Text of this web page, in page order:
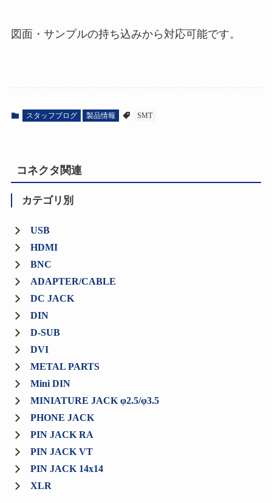
図面・サンプルの持ち込みから対応可能です。
スタッフブログ 製品情報 SMT
コネクタ関連
カテゴリ別
USB
HDMI
BNC
ADAPTER/CABLE
DC JACK
DIN
D-SUB
DVI
METAL PARTS
Mini DIN
MINIATURE JACK φ2.5/φ3.5
PHONE JACK
PIN JACK RA
PIN JACK VT
PIN JACK 14x14
XLR